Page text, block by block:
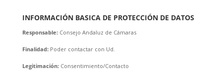
INFORMACIÓN BASICA DE PROTECCIÓN DE DATOS
Responsable: Consejo Andaluz de Cámaras
Finalidad: Poder contactar con Ud.
Legitimación: Consentimiento/Contacto